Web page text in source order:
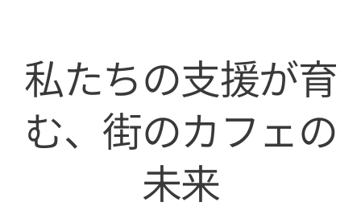
私たちの支援が育
む、街のカフェの
未来